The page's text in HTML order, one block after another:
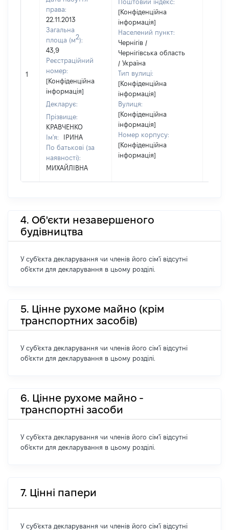
1
права:
22.11.2013
Загальна
площа (м2):
43,9
Реєстраційний
номер:
[Конфіденційна
інформація]
Декларує:
Прізвище:
КРАВЧЕНКО
Ім'я:
ІРИНА
По батькові (за
наявності):
МИХАЙЛІВНА
Поштовий індекс:
[Конфіденційна
інформація]
Населений пункт:
Чернігів /
Чернігівська область
/ Україна
Тип вулиці:
[Конфіденційна
інформація]
Вулиця:
[Конфіденційна
інформація]
Номер корпусу:
[Конфіденційна
інформація]
4. Об'єкти незавершеного
будівництва
У суб'єкта декларування чи членів його сім'ї відсутні
об'єкти для декларування в цьому розділі.
5. Цінне рухоме майно (крім
транспортних засобів)
У суб'єкта декларування чи членів його сім'ї відсутні
об'єкти для декларування в цьому розділі.
6. Цінне рухоме майно -
транспортні засоби
У суб'єкта декларування чи членів його сім'ї відсутні
об'єкти для декларування в цьому розділі.
7. Цінні папери
У суб'єкта декларування чи членів його сім'ї відсутні